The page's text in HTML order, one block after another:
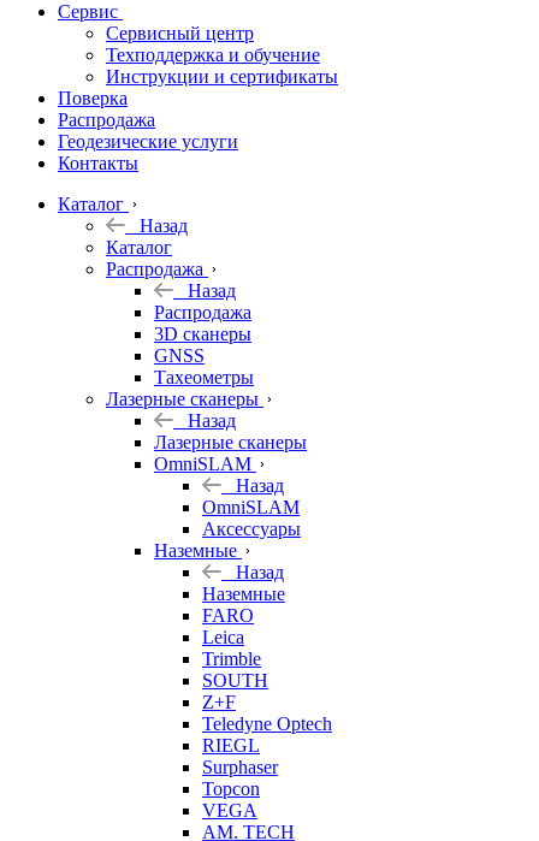
Софт
Георадары
Акции
Гидрография
Подбор
оборудования
по задачам
Архив
Геодезическое
оборудование
Сервис
Сервисный центр
Техподдержка и обучение
Инструкции и сертификаты
Поверка
Распродажа
Геодезические услуги
Контакты
Каталог
Назад
Каталог
Распродажа
Назад
Распродажа
3D сканеры
GNSS
Тахеометры
Лазерные сканеры
Назад
Лазерные сканеры
OmniSLAM
Назад
OmniSLAM
Аксессуары
Наземные
Назад
Наземные
FARO
Leica
Trimble
SOUTH
Z+F
Teledyne Optech
RIEGL
Surphaser
Topcon
VEGA
AM. TECH